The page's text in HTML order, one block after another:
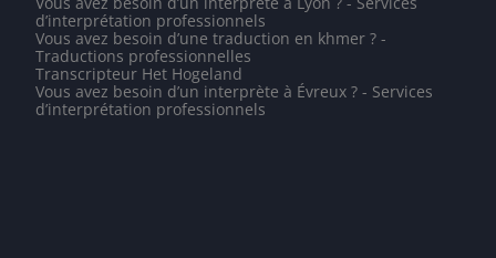
d’interprétation professionnels
Vous avez besoin d’une traduction en khmer ? -
Traductions professionnelles
Transcripteur Het Hogeland
Vous avez besoin d’un interprète à Évreux ? - Services
d’interprétation professionnels